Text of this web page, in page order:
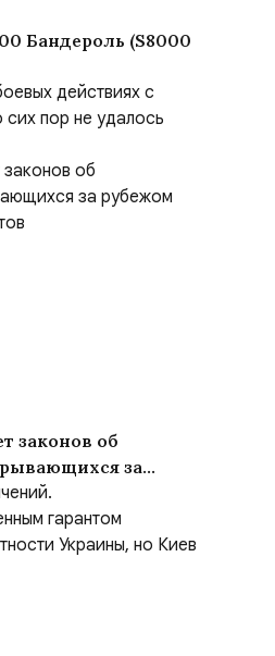
Бандероль (S8000
действиях с
пор не удалось
законов об
за
и иноагентов